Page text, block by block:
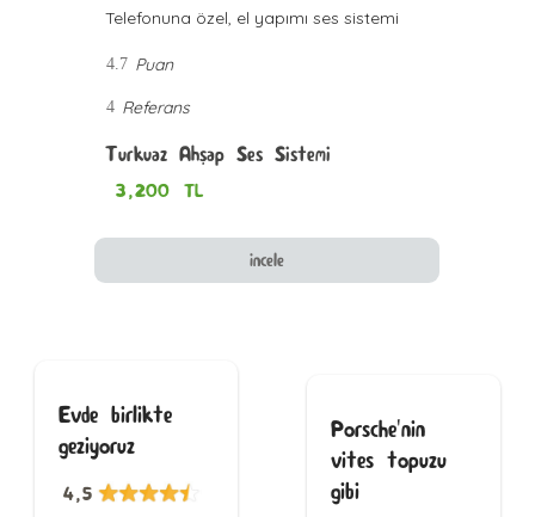
Telefonuna özel, el yapımı ses sistemi
4.7 Puan
4 Referans
Turkuaz Ahşap Ses Sistemi
3,200 TL
incele
Evde birlikte
geziyoruz
4,5
Porsche'nin
vites topuzu
gibi